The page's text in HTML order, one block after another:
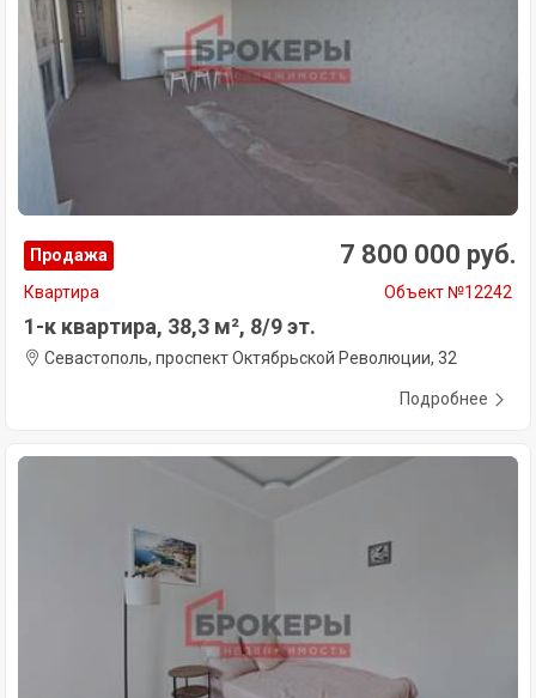
Продажа 7 800 000 руб.
Квартира Объект №12242
1-к квартира, 38,3 м², 8/9 эт.
Севастополь, проспект Октябрьской Революции, 32
Подробнее